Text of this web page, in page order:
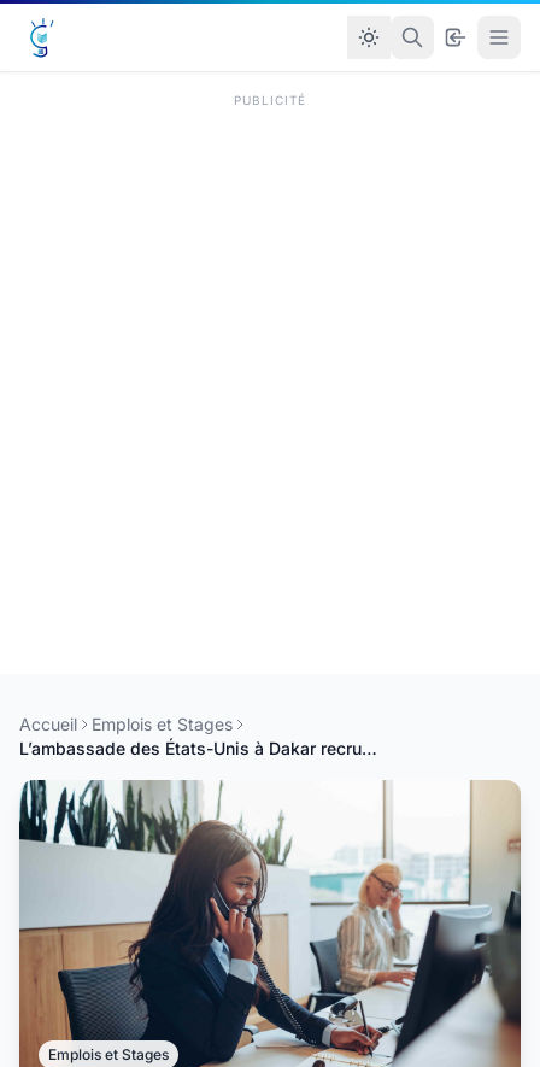
PUBLICITÉ
Accueil
Emplois et Stages
L’ambassade des États-Unis à Dakar recrute un assistant de gestion de bureau
Emplois et Stages